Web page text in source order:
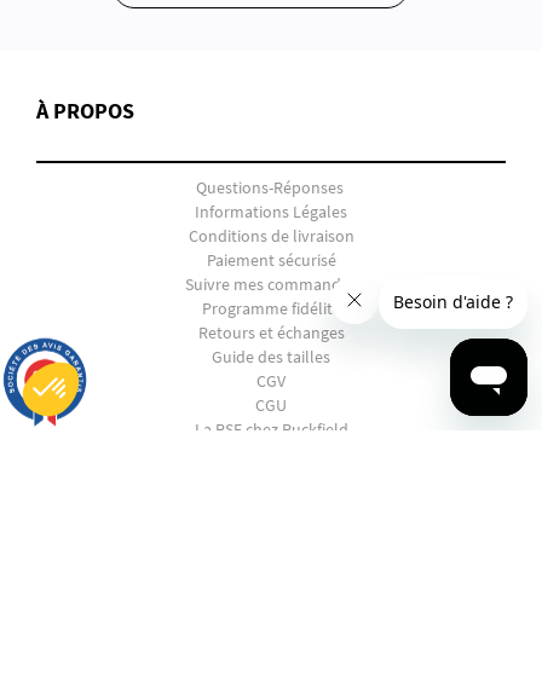
À PROPOS
Questions-Réponses
Informations Légales
Conditions de livraison
Paiement sécurisé
Suivre mes commandes
Programme fidélité
Retours et échanges
Guide des tailles
CGV
CGU
La RSE chez Ruckfield
9.7 /10
2816 avis